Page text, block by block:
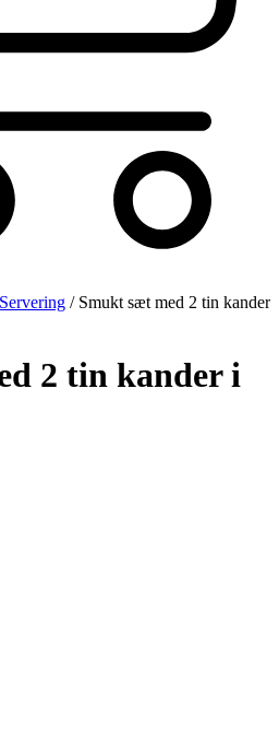
Servering / Smukt sæt med 2 tin kander
2 tin kander i